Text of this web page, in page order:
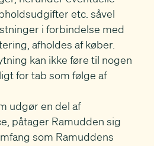
etc. såvel
i forbindelse med
afholdes af køber.
kan ikke føre til nogen
for tab som følge af
udgør en del af
påtager Ramudden sig
som Ramuddens